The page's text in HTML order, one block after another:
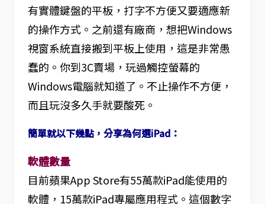
有實體鍵盤的平板，打字不方便又要適應新
的操作方式。之前還有廠商，想把Windows
視窗系統直接搬到平板上使用，這是非常愚
蠢的。你到3C賣場，玩過觸控螢幕的
Windows電腦就知道了。不止操作不方便，
而且玩沒多久手就要酸死。
簡單就以下幾點，分享為何選iPad：
軟體數量
目前蘋果App Store有55萬款iPad能使用的
軟體，15萬款iPad專屬應用程式。這個數字